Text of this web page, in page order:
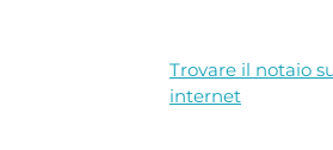
Trovare il notaio
internet